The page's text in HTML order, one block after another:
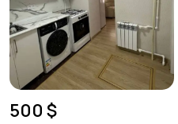
500 $